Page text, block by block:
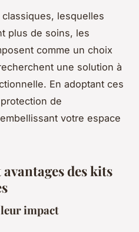
lesquelles
plus de soins, les
comme un choix
une solution à
En adoptant ces
de
votre espace
des kits
impact